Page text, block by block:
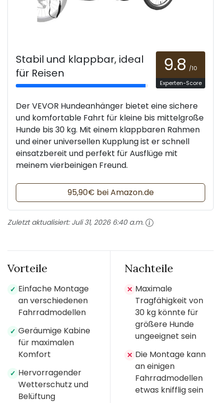
Stabil und klappbar, ideal
für Reisen
9.8 /10
Experten-Score
Der VEVOR Hundeanhänger bietet eine sichere
und komfortable Fahrt für kleine bis mittelgroße
Hunde bis 30 kg. Mit einem klappbaren Rahmen
und einer universellen Kupplung ist er schnell
einsatzbereit und perfekt für Ausflüge mit
meinem vierbeinigen Freund.
95,90€ bei Amazon.de
Zuletzt aktualisiert: Juli 31, 2026 6:40 a.m.
Vorteile
✓ Einfache Montage
an verschiedenen
Fahrradmodellen
✓ Geräumige Kabine
für maximalen
Komfort
✓ Hervorragender
Wetterschutz und
Belüftung
Nachteile
✕ Maximale
Tragfähigkeit von
30 kg könnte für
größere Hunde
ungeeignet sein
✕ Die Montage kann
an einigen
Fahrradmodellen
etwas knifflig sein